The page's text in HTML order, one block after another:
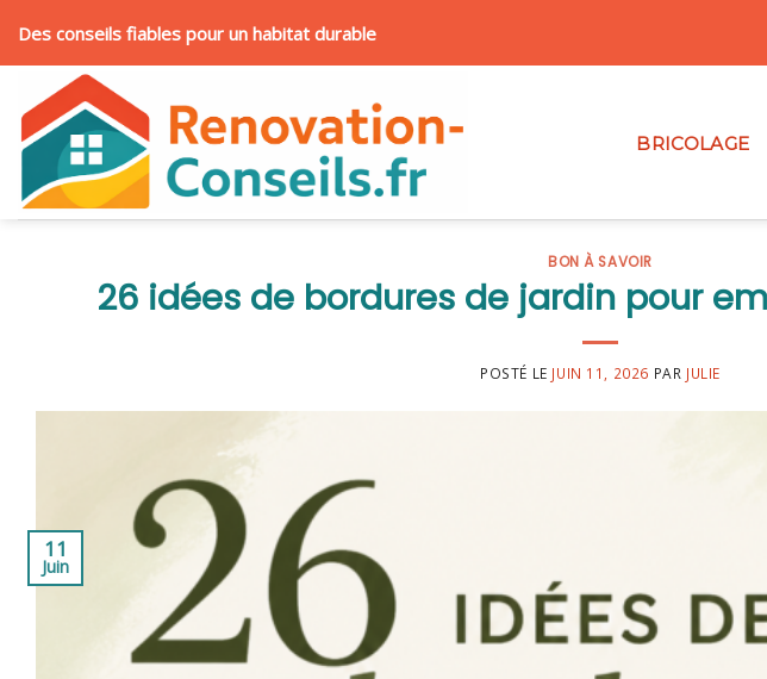
content
Des conseils fiables pour un habitat durable
BRICOLAGE
BON À SAVOIR
26 idées de bordures de jardin pour
POSTÉ LE JUIN 11, 2026 PAR JULIE
11
Juin